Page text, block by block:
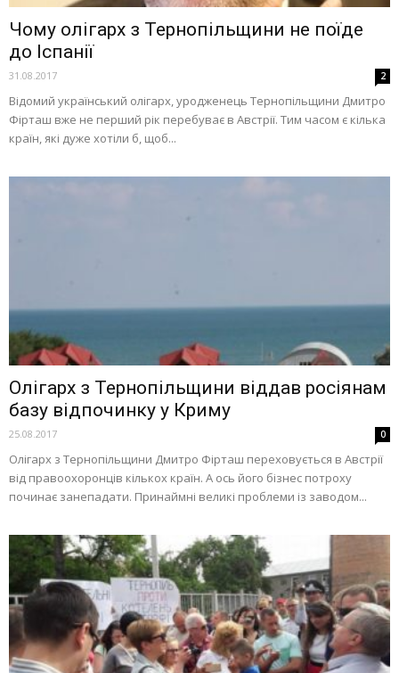
Чому олігарх з Тернопільщини не поїде
до Іспанії
31.08.2017 2
Відомий український олігарх, уродженець Тернопільщини Дмитро
Фірташ вже не перший рік перебуває в Австрії. Тим часом є кілька
країн, які дуже хотіли б, щоб...
Олігарх з Тернопільщини віддав росіянам
базу відпочинку у Криму
25.08.2017 0
Олігарх з Тернопільщини Дмитро Фірташ переховується в Австрії
від правоохоронців кількох країн. А ось його бізнес потроху
починає занепадати. Принаймні великі проблеми із заводом...